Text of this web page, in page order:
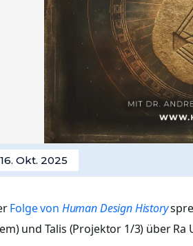
Okt. 2025
Folge von Human Design History
und Talis (Projektor 1/3) über